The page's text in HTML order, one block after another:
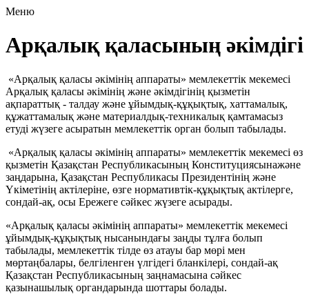
Меню
Арқалық қаласының әкімдігі
«Арқалық қаласы әкімінің аппараты» мемлекеттік мекемесі
Арқалық қаласы әкімінің және әкімдігінің қызметін
ақпараттық - талдау және ұйымдық-құқықтық, хаттамалық,
құжаттамалық және материалдық-техникалық қамтамасыз
етуді жүзеге асыратын мемлекеттік орган болып табылады.
«Арқалық қаласы әкімінің аппараты» мемлекеттік мекемесі өз
қызметін Қазақстан Республикасының Конституциясынажәне
заңдарына, Қазақстан Республикасы Президентінің және
Үкіметінің актілеріне, өзге нормативтік-құқықтық актілерге,
сондай-ақ, осы Ережеге сәйкес жүзеге асырады.
«Арқалық қаласы әкімінің аппараты» мемлекеттік мекемесі
ұйымдық-құқықтық нысанындағы заңды тұлға болып
табылады, мемлекеттік тілде өз атауы бар мөрі мен
мөртаңбалары, белгіленген үлгідегі бланкілері, сондай-ақ
Қазақстан Республикасының заңнамасына сәйкес
қазынашылық органдарында шоттары болады.